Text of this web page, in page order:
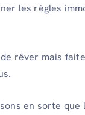
les règles
rêver mais
en sorte que